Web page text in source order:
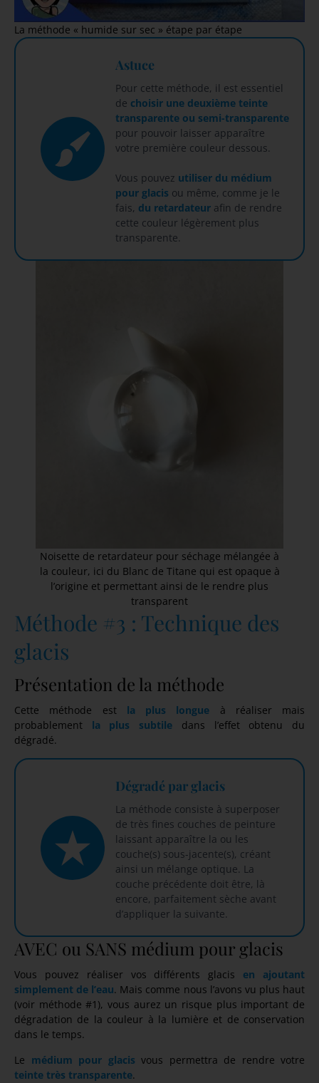
La méthode « humide sur sec » étape par étape
Astuce
Pour cette méthode, il est essentiel
de choisir une deuxième teinte
transparente ou semi-transparente
pour pouvoir laisser apparaître
votre première couleur dessous.
Vous pouvez utiliser du médium
pour glacis ou même, comme je le
fais, du retardateur afin de rendre
cette couleur légèrement plus
transparente.
Noisette de retardateur pour séchage mélangée à
la couleur, ici du Blanc de Titane qui est opaque à
l’origine et permettant ainsi de le rendre plus
transparent
Méthode #3 : Technique des
glacis
Présentation de la méthode
Cette méthode est la plus longue à réaliser mais
probablement la plus subtile dans l’effet obtenu du
dégradé.
Dégradé par glacis
La méthode consiste à superposer
de très fines couches de peinture
laissant apparaître la ou les
couche(s) sous-jacente(s), créant
ainsi un mélange optique. La
couche précédente doit être, là
encore, parfaitement sèche avant
d’appliquer la suivante.
AVEC ou SANS médium pour glacis
Vous pouvez réaliser vos différents glacis en ajoutant
simplement de l’eau. Mais comme nous l’avons vu plus haut
(voir méthode #1), vous aurez un risque plus important de
dégradation de la couleur à la lumière et de conservation
dans le temps.
Le médium pour glacis vous permettra de rendre votre
teinte très transparente.